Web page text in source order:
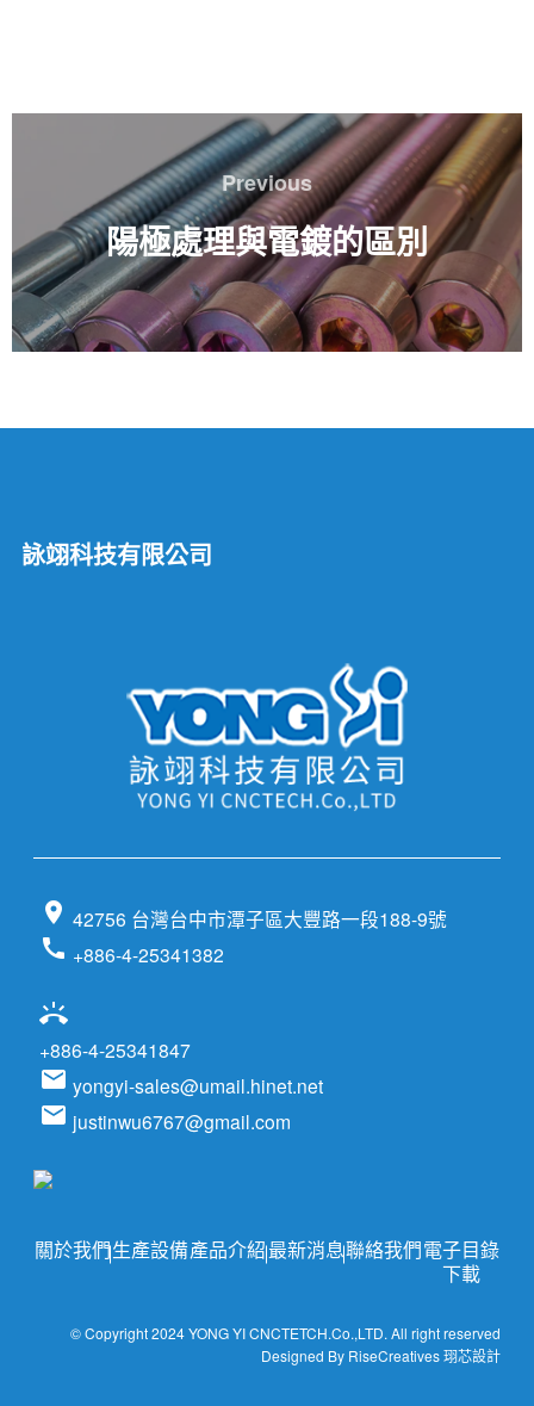
覽
Previous
Previous
陽極處理與電鍍的區別
詠翊科技有限公司
location_on 42756 台灣台中市潭子區大豐路一段188-9號
call +886-4-25341382
ring_volume
+886-4-25341847
email yongyi-sales@umail.hinet.net
email justinwu6767@gmail.com
關於我們生產設備產品介紹最新消息聯絡我們電子目錄
下載
© Copyright 2024 YONG YI CNCTETCH.Co.,LTD. All right reserved
Designed By RiseCreatives 珝芯設計